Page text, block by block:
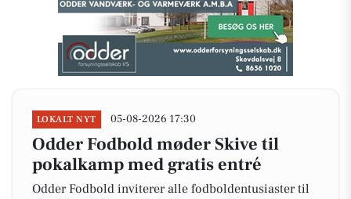
LOKALT NYT 05-08-2026 17:30
Odder Fodbold møder Skive til
pokalkamp med gratis entré
Odder Fodbold inviterer alle fodboldentusiaster til